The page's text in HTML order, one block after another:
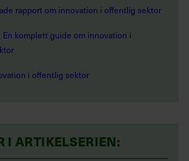
rapport om innovation i offentlig sektor
komplett guide om innovation i
i offentlig sektor
I ARTIKELSERIEN: